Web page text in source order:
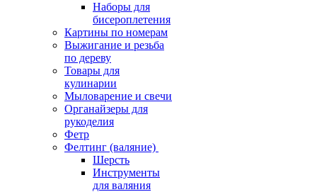
Наборы для
бисероплетения
Картины по номерам
Выжигание и резьба
по дереву
Товары для
кулинарии
Мыловарение и свечи
Органайзеры для
рукоделия
Фетр
Фелтинг (валяние)
Шерсть
Инструменты
для валяния